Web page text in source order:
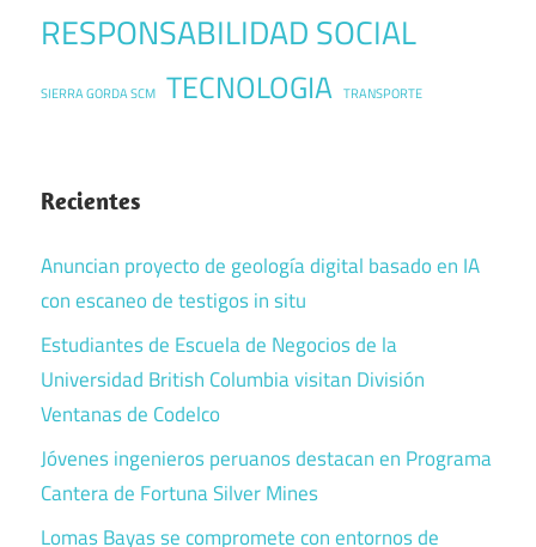
RESPONSABILIDAD SOCIAL
SIERRA GORDA SCM TECNOLOGIA TRANSPORTE
Recientes
Anuncian proyecto de geología digital basado en IA
con escaneo de testigos in situ
Estudiantes de Escuela de Negocios de la
Universidad British Columbia visitan División
Ventanas de Codelco
Jóvenes ingenieros peruanos destacan en Programa
Cantera de Fortuna Silver Mines
Lomas Bayas se compromete con entornos de